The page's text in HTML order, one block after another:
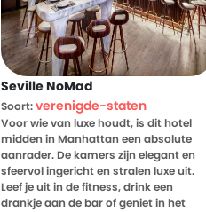
Seville NoMad
Soort:verenigde-staten
Voor wie van luxe houdt, is dit hotel
midden in Manhattan een absolute
aanrader. De kamers zijn elegant en
sfeervol ingericht en stralen luxe uit.
Leef je uit in de fitness, drink een
drankje aan de bar of geniet in het